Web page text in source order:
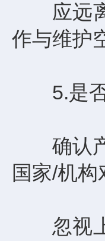
应远离
作与维护
5.是否
确认产
国家/机
忽视上